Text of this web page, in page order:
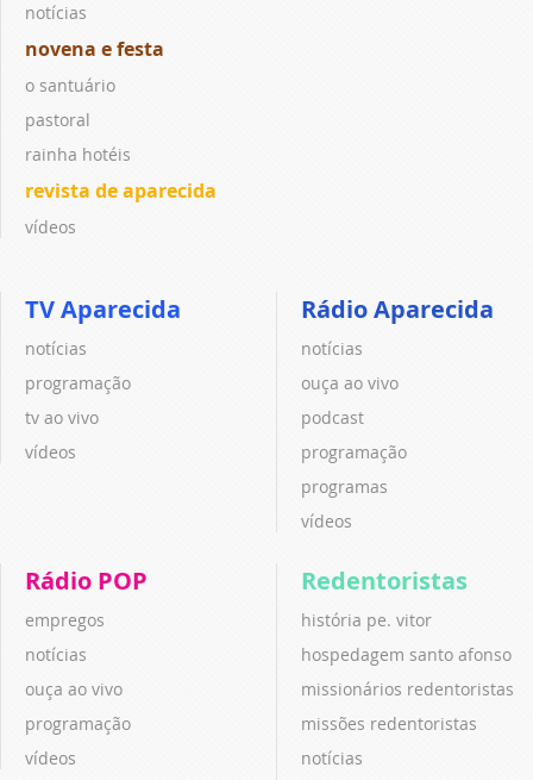
notícias
novena e festa
o santuário
pastoral
rainha hotéis
revista de aparecida
vídeos
TV Aparecida
notícias
programação
tv ao vivo
vídeos
Rádio Aparecida
notícias
ouça ao vivo
podcast
programação
programas
vídeos
Rádio POP
empregos
notícias
ouça ao vivo
programação
vídeos
Redentoristas
história pe. vitor
hospedagem santo afonso
missionários redentoristas
missões redentoristas
notícias